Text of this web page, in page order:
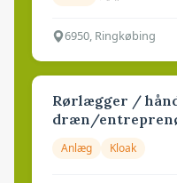
6950, Ringkøbing
Rørlægger /
dræn/
Anlæg Kloak